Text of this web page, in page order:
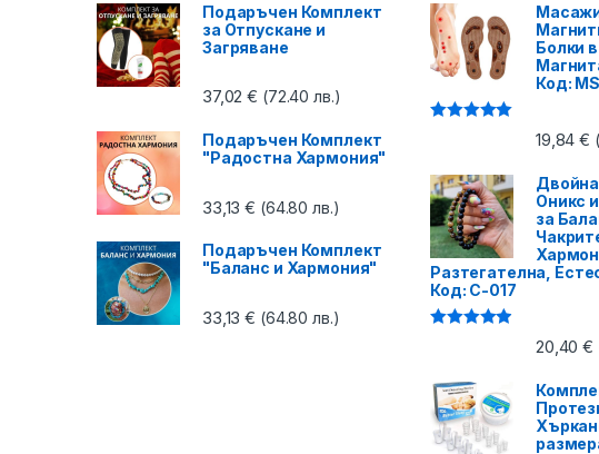
Подаръчен Комплект
за Отпускане и
Загряване
37,02€ (72.40 лв.)
Подаръчен Комплект
"Радостна Хармония"
33,13€ (64.80 лв.)
Подаръчен Комплект
"Баланс и Хармония"
33,13€ (64.80 лв.)
Болки
Код:
19,84€
Оникс
за
Разтегателна,
Код: C-017
20,40€